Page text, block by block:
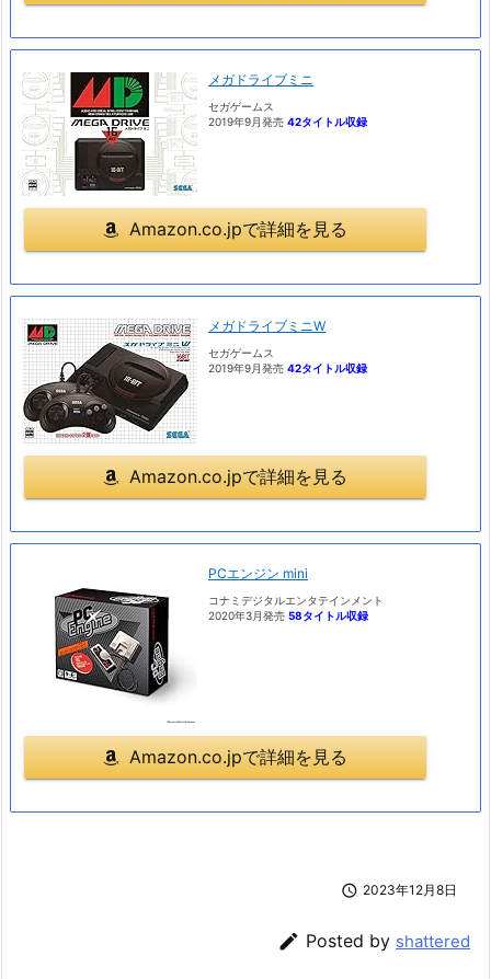
メガドライブミニ
セガゲームス
2019年9月発売 42タイトル収録
Amazon.co.jpで詳細を見る
メガドライブミニW
セガゲームス
2019年9月発売 42タイトル収録
Amazon.co.jpで詳細を見る
PCエンジン mini
コナミデジタルエンタテインメント
2020年3月発売 58タイトル収録
Amazon.co.jpで詳細を見る
 2023年12月8日
 Posted by shattered